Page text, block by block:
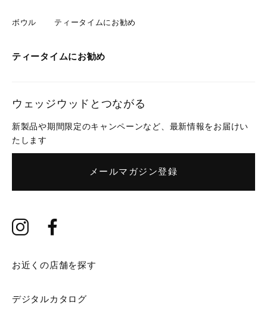
ボウル ティータイムにお勧め
ティータイムにお勧め
ウェッジウッドとつながる
新製品や期間限定のキャンペーンなど、最新情報をお届けい
たします
メールマガジン登録
お近くの店舗を探す
デジタルカタログ